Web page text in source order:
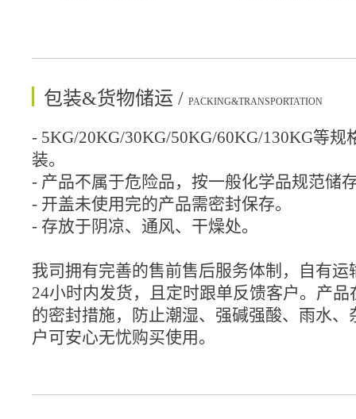
包装&货物储运 / PACKING&TRANSPORTATION
- 5KG/20KG/30KG/50KG/60KG/130KG等规
装。
- 产品不属于危险品，按一般化学品规范储
- 开盖未使用完的产品需密封保存。
- 存放于阴凉、通风、干燥处。
我司拥有完善的售前售后服务体制，自有运
24小时内发货，且定时跟单反馈客户。产
的密封措施，防止潮湿、强碱强酸、雨水、
户可安心无忧购买使用。